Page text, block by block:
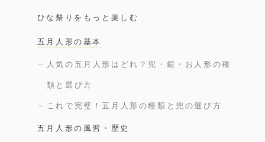
ひな祭りをもっと楽しむ
五月人形の基本
人気の五月人形はどれ？兜・鎧・お人形の種
類と選び方
これで完璧！五月人形の種類と兜の選び方
五月人形の風習・歴史